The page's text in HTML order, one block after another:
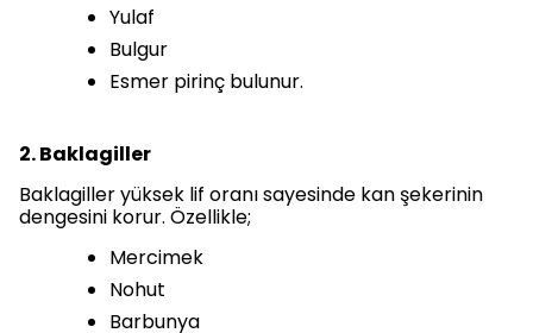
Yulaf
Bulgur
Esmer pirinç bulunur.
2. Baklagiller
Baklagiller yüksek lif oranı sayesinde kan şekerinin
dengesini korur. Özellikle;
Mercimek
Nohut
Barbunya